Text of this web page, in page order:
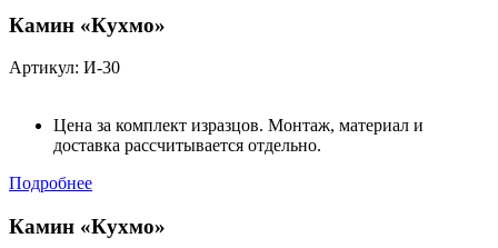
Камин «Кухмо»
Артикул: И-30
Цена за комплект изразцов. Монтаж, материал и
доставка рассчитывается отдельно.
Подробнее
Камин «Кухмо»